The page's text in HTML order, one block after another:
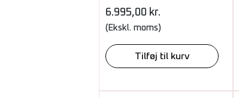
6.995,00 kr.
(Ekskl. moms)
Tilføj til kurv